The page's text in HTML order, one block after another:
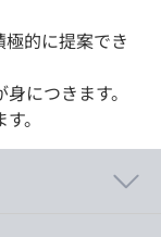
極的に提案でき
につきます。
。